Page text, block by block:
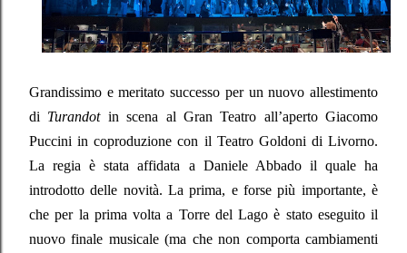
Grandissimo e meritato successo per un nuovo allestimento
di Turandot in scena al Gran Teatro all’aperto Giacomo
Puccini in coproduzione con il Teatro Goldoni di Livorno.
La regia è stata affidata a Daniele Abbado il quale ha
introdotto delle novità. La prima, e forse più importante, è
che per la prima volta a Torre del Lago è stato eseguito il
nuovo finale musicale (ma che non comporta cambiamenti